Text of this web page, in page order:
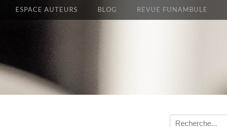
ESPACE AUTEURS BLOG REVUE FUNAMBULE
Recherche